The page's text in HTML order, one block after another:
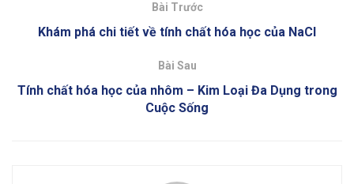
Bài Trước
Khám phá chi tiết về tính chất hóa học của NaCl
Bài Sau
Tính chất hóa học của nhôm – Kim Loại Đa Dụng trong
Cuộc Sống